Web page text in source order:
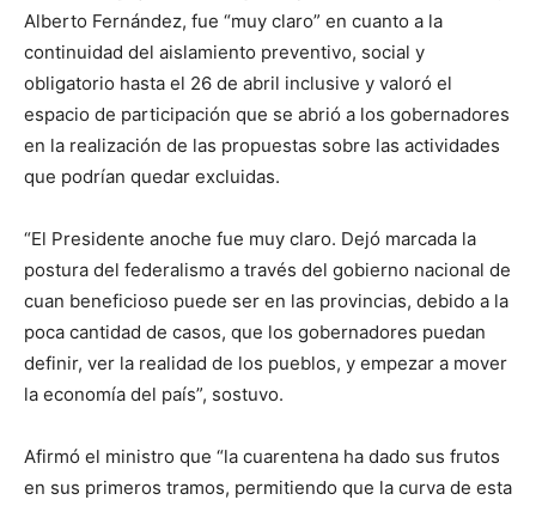
Alberto Fernández, fue “muy claro” en cuanto a la
continuidad del aislamiento preventivo, social y
obligatorio hasta el 26 de abril inclusive y valoró el
espacio de participación que se abrió a los gobernadores
en la realización de las propuestas sobre las actividades
que podrían quedar excluidas.
“El Presidente anoche fue muy claro. Dejó marcada la
postura del federalismo a través del gobierno nacional de
cuan beneficioso puede ser en las provincias, debido a la
poca cantidad de casos, que los gobernadores puedan
definir, ver la realidad de los pueblos, y empezar a mover
la economía del país”, sostuvo.
Afirmó el ministro que “la cuarentena ha dado sus frutos
en sus primeros tramos, permitiendo que la curva de esta